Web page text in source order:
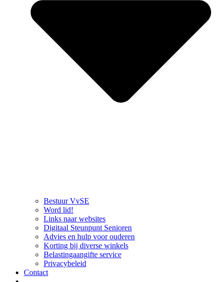
Bestuur VvSE
Word lid!
Links naar websites
Digitaal Steunpunt Senioren
Advies en hulp voor ouderen
Korting bij diverse winkels
Belastingaangifte service
Privacybeleid
Contact